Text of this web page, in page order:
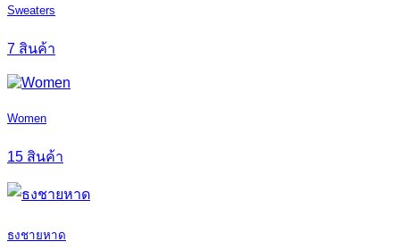
Sweaters
7 สินค้า
Women
15 สินค้า
ธงชายหาด